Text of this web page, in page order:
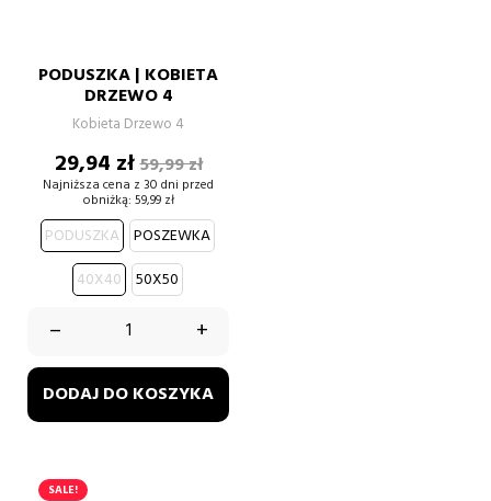
PODUSZKA | KOBIETA
DRZEWO 4
Kobieta Drzewo 4
Cena
29,94 złCena
podstawowa
59,99 zł
Najniższa cena z 30 dni przed
obniżką: 59,99 zł
PODUSZKA
POSZEWKA
40X40
50X50
– +
DODAJ DO KOSZYKA
SALE!